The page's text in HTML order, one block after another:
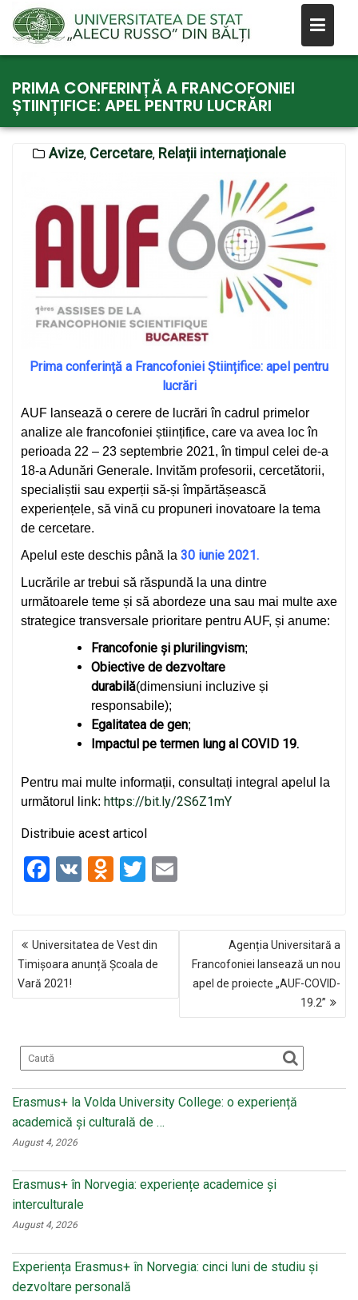
content
PRIMA CONFERINȚĂ A FRANCOFONIEI
ȘTIINȚIFICE: APEL PENTRU LUCRĂRI
Avize, Cercetare, Relații internaționale
Prima conferință a Francofoniei Științifice: apel pentru
lucrări
AUF lansează o cerere de lucrări în cadrul primelor
analize ale francofoniei științifice, care va avea loc în
perioada 22 – 23 septembrie 2021, în timpul celei de-a
18-a Adunări Generale. Invităm profesorii, cercetătorii,
specialiștii sau experții să-și împărtășească
experiențele, să vină cu propuneri inovatoare la tema
de cercetare.
Apelul este deschis până la 30 iunie 2021.
Lucrările ar trebui să răspundă la una dintre
următoarele teme și să abordeze una sau mai multe axe
strategice transversale prioritare pentru AUF, și anume:
Francofonie și plurilingvism;
Obiective de dezvoltare
durabilă(dimensiuni incluzive și
responsabile);
Egalitatea de gen;
Impactul pe termen lung al COVID 19.
Pentru mai multe informații, consultați integral apelul la
următorul link: https://bit.ly/2S6Z1mY
Distribuie acest articol
F
b
o
o
V
O
o
kl
a
ni
ki
T
er
NAVIGARE
ÎN
ARTICOLE
Universitatea de Vest din
Timișoara anunță Școala de
Vară 2021!
Agenția Universitară a
Francofoniei lansează un nou
apel de proiecte „AUF-COVID-
19.2”
Erasmus+ la Volda University College: o experiență
academică și culturală de …
August 4, 2026
Erasmus+ în Norvegia: experiențe academice și
interculturale
August 4, 2026
Experiența Erasmus+ în Norvegia: cinci luni de studiu și
dezvoltare personală